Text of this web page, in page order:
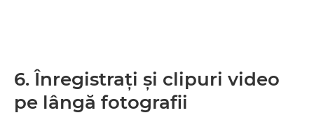
6. Înregistraţi şi clipuri video
pe lângă fotografii